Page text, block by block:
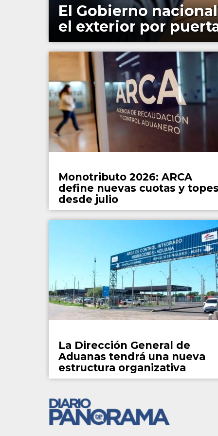
El Gobierno
el exterior por
Monotributo 2026: ARCA
define nuevas cuotas y
desde julio
La Dirección General de
Aduanas tendrá una nueva
estructura organizativa